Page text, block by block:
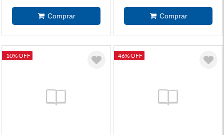
-10% OFF -46% OFF